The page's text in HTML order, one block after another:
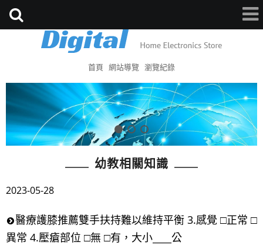
首頁 網站導覽 瀏覽紀錄
幼教相關知識
2023-05-28
醫療護膝推薦雙手扶持難以維持平衡 3.感覺 □正常 □
異常 4.壓瘡部位 □無 □有，大小____公